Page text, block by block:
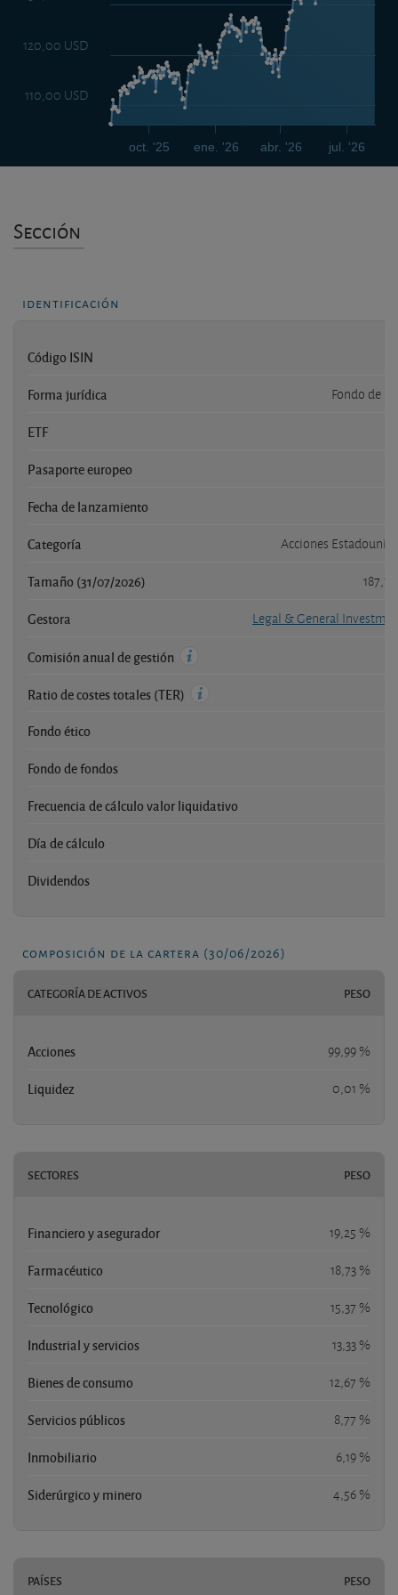
ene. '26 jul. '26
oct. '25 abr. '26
110,00 USD
120,00 USD
Sección
identificación
Código ISIN
Forma jurídica Fondo de
ETF
Pasaporte europeo
Fecha de lanzamiento
Categoría Acciones
Tamaño (31/07/2026)
Gestora Legal & General
Comisión anual de gestión
Ratio de costes totales (TER)
Fondo ético
Fondo de fondos
Frecuencia de cálculo valor liquidativo
Día de cálculo
Dividendos
composición de la cartera (30/06/2026)
CATEGORÍA DE ACTIVOS PESO
Acciones 99,99 %
Liquidez 0,01 %
SECTORES PESO
Financiero y asegurador 19,25 %
Farmacéutico 18,73 %
Tecnológico 15,37 %
Industrial y servicios 13,33 %
Bienes de consumo 12,67 %
Servicios públicos 8,77 %
Inmobiliario 6,19 %
Siderúrgico y minero 4,56 %
PAÍSES PESO